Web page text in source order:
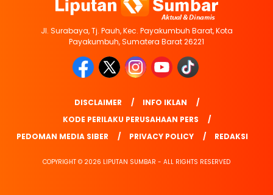
Jl. Surabaya, Tj. Pauh, Kec. Payakumbuh Barat, Kota
Payakumbuh, Sumatera Barat 26221
DISCLAIMER
INFO IKLAN
KODE PERILAKU PERUSAHAAN PERS
PEDOMAN MEDIA SIBER
PRIVACY POLICY REDAKSI
COPYRIGHT © 2026 LIPUTAN SUMBAR - ALL RIGHTS RESERVED